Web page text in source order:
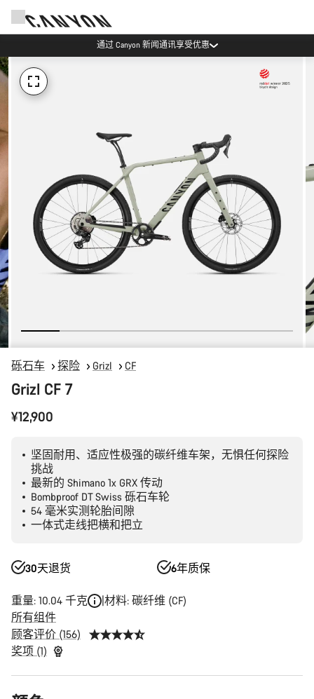
通过 Canyon 新闻通讯享受优惠
砾石车 探险 Grizl CF
Grizl CF 7
¥12,900
坚固耐用、适应性极强的碳纤维车架，无惧任何探险
挑战
最新的 Shimano 1x GRX 传动
Bombproof DT Swiss 砾石车轮
54 毫米实测轮胎间隙
一体式走线把横和把立
30天退货 6年质保
重量: 10.04 千克
材料: 碳纤维 (CF)
所有组件
顾客评价 (156)
奖项 (1)